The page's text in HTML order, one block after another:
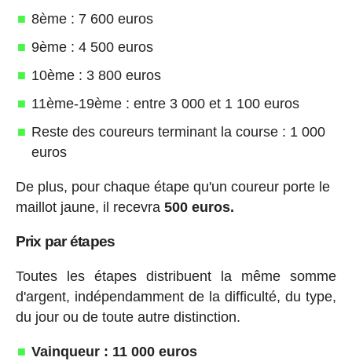
8ème : 7 600 euros
9ème : 4 500 euros
10ème : 3 800 euros
11ème-19ème : entre 3 000 et 1 100 euros
Reste des coureurs terminant la course : 1 000
euros
De plus, pour chaque étape qu'un coureur porte le
maillot jaune, il recevra 500 euros.
Prix par étapes
Toutes les étapes distribuent la même somme
d'argent, indépendamment de la difficulté, du type,
du jour ou de toute autre distinction.
Vainqueur : 11 000 euros